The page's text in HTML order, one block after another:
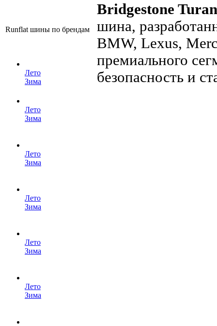
Runflat шины по брендам
Лето
Зима
Лето
Зима
Лето
Зима
Лето
Зима
Лето
Зима
Лето
Зима
Bridgestone
шина,
BMW, Lexus,
премиального
безопасность и